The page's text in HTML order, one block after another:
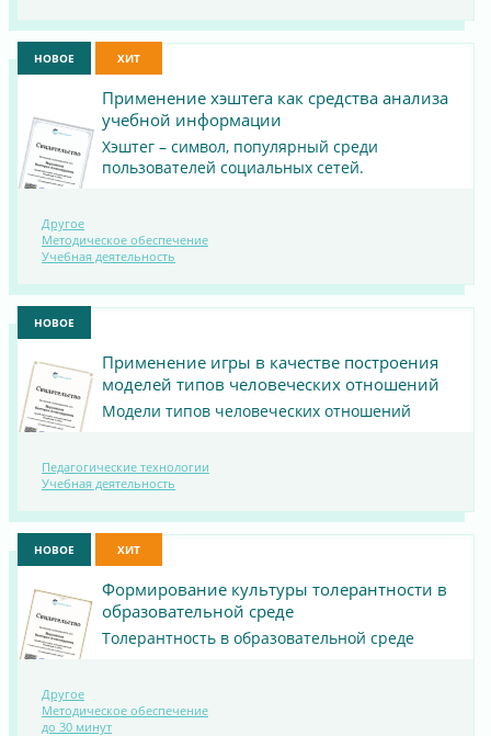
НОВОЕ ХИТ
МАТЕРИАЛ
Применение хэштега как средства анализа
учебной информации
Хэштег – символ, популярный среди
пользователей социальных сетей.
Другое
Методическое обеспечение
Учебная деятельность
НОВОЕ
МАТЕРИАЛ
Применение игры в качестве построения
моделей типов человеческих отношений
Модели типов человеческих отношений
Педагогические технологии
Учебная деятельность
НОВОЕ ХИТ
Формирование культуры толерантности в
образовательной среде
Толерантность в образовательной среде
Другое
Методическое обеспечение
до 30 минут